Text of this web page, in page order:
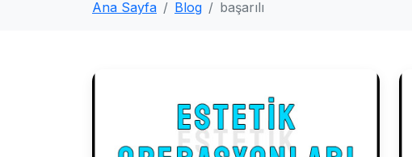
Ana Sayfa Blog başarılı